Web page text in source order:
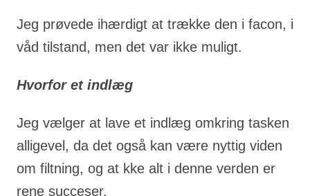
Jeg prøvede ihærdigt at trække den i facon, i
våd tilstand, men det var ikke muligt.
Hvorfor et indlæg
Jeg vælger at lave et indlæg omkring tasken
alligevel, da det også kan være nyttig viden
om filtning, og at kke alt i denne verden er
rene succeser.